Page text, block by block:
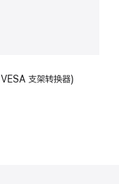
支架转换器)